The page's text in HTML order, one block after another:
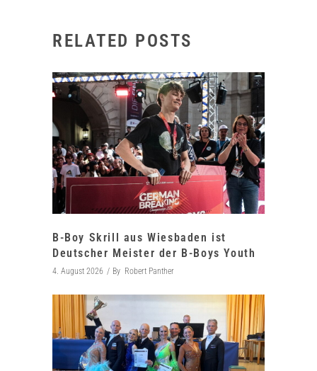
RELATED POSTS
B-Boy Skrill aus Wiesbaden ist
Deutscher Meister der B-Boys Youth
4. August 2026 By Robert Panther